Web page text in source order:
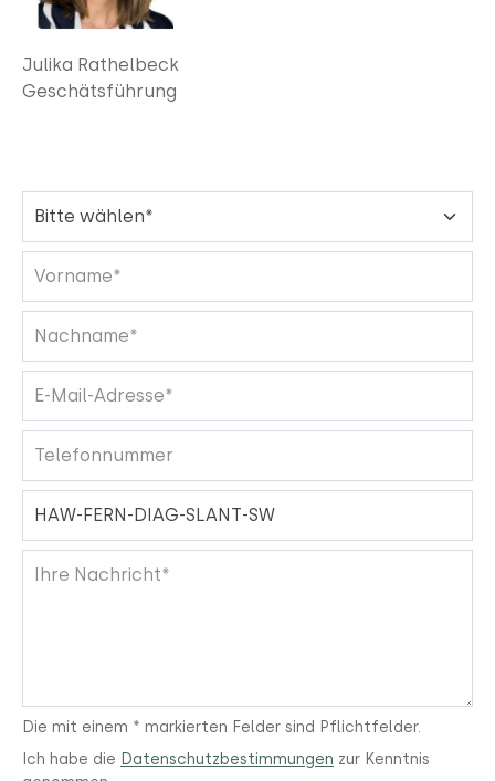
Julika Rathelbeck
Geschätsführung
Die mit einem * markierten Felder sind Pflichtfelder.
Ich habe die Datenschutzbestimmungen zur Kenntnis